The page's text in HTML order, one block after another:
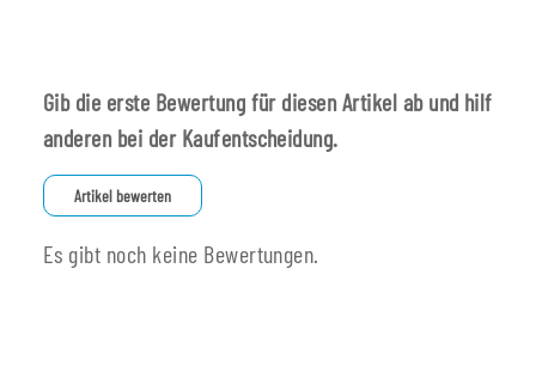
Gib die erste Bewertung für diesen Artikel ab und hilf
anderen bei der Kaufentscheidung.
Artikel bewerten
Es gibt noch keine Bewertungen.